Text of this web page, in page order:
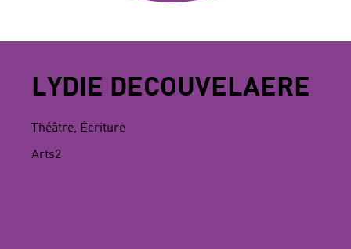
LYDIE DECOUVELAERE
Théâtre, Écriture
Arts2